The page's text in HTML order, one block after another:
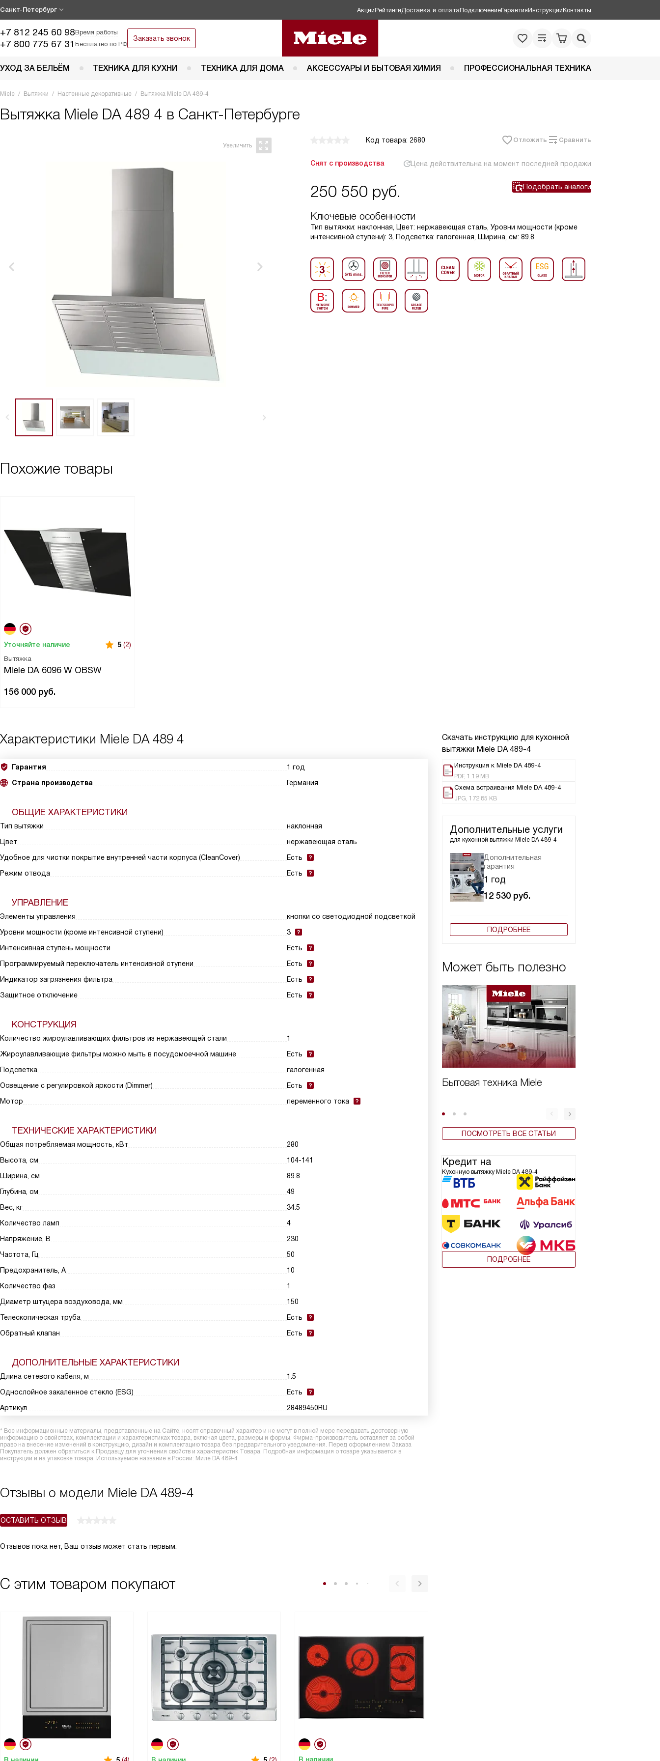
Санкт-Петербург АкцииРейтинги Доставка и оплатаПодключениеГарантияИнструкцииКонтакты
+7 812 245 60 98Время работы
+7 800 775 67 31 Бесплатно по РФ
Заказать звонок
УХОД ЗА БЕЛЬЁМ ТЕХНИКА ДЛЯ КУХНИ ТЕХНИКА ДЛЯ ДОМА АКСЕССУАРЫ И БЫТОВАЯ ХИМИЯ ПРОФЕССИОНАЛЬНАЯ ТЕХНИКА
Miele Вытяжки Настенные декоративные Вытяжка Miele DA 489-4
Вытяжка Miele DA 489 4 в Санкт-Петербурге
Код товара: 2680 Отложить Сравнить
Снят с производства Цена действительна на момент последней продажи
250 550 руб. Подобрать аналоги
Ключевые особенности
Тип вытяжки: наклонная, Цвет: нержавеющая сталь, Уровни мощности (кроме
интенсивной ступени): 3, Подсветка: галогенная, Ширина, см: 89.8
Похожие товары
Уточняйте наличие 5 (2)
Вытяжка
Miele DA 6096 W OBSW
156 000 руб.
Скачать инструкцию для кухонной
вытяжки Miele DA 489-4
Инструкция к Miele DA 489-4
PDF, 1.19 MB
Схема встраивания Miele DA 489-4
JPG, 172.85 KB
Дополнительные услуги
для кухонной вытяжки Miele DA 489-4
Дополнительная
гарантия
1 год
12 530 руб.
ПОДРОБНЕЕ
Может быть полезно
Бытовая техника Miele
ПОСМОТРЕТЬ ВСЕ СТАТЬИ
Кредит на
Кухонную вытяжку Miele DA 489-4
ПОДРОБНЕЕ
Характеристики Miele DA 489 4
Гарантия
1 год
Страна производства
Германия
ОБЩИЕ ХАРАКТЕРИСТИКИ
Тип вытяжки
наклонная
Цвет
нержавеющая сталь
Удобное для чистки покрытие внутренней части корпуса (CleanCover)
Есть
Режим отвода
Есть
УПРАВЛЕНИЕ
Элементы управления
кнопки со светодиодной подсветкой
Уровни мощности (кроме интенсивной ступени)
3
Интенсивная ступень мощности
Есть
Программируемый переключатель интенсивной ступени
Есть
Индикатор загрязнения фильтра
Есть
Защитное отключение
Есть
КОНСТРУКЦИЯ
Количество жироулавливающих фильтров из нержавеющей стали
1
Жироулавливающие фильтры можно мыть в посудомоечной машине
Есть
Подсветка
галогенная
Освещение с регулировкой яркости (Dimmer)
Есть
Мотор
переменного тока
ТЕХНИЧЕСКИЕ ХАРАКТЕРИСТИКИ
Общая потребляемая мощность, кВт
280
Высота, см
104-141
Ширина, см
89.8
Глубина, см
49
Вес, кг
34.5
Количество ламп
4
Напряжение, В
230
Частота, Гц
50
Предохранитель, А
10
Количество фаз
1
Диаметр штуцера воздуховода, мм
150
Телескопическая труба
Есть
Обратный клапан
Есть
ДОПОЛНИТЕЛЬНЫЕ ХАРАКТЕРИСТИКИ
Длина сетевого кабеля, м
1.5
Однослойное закаленное стекло (ESG)
Есть
Артикул
28489450RU
* Все информационные материалы, представленные на Сайте, носят справочный характер и не могут в полной мере передавать достоверную
информацию о свойствах, комплектации и характеристиках товара, включая цвета, размеры и формы. Фирма-производитель оставляет за собой
право на внесение изменений в конструкцию, дизайн и комплектацию товара без предварительного уведомления. Перед оформлением Заказа
Покупатель должен обратиться к Продавцу для уточнения свойств и характеристик Товара. Подробная информация о товаре указывается в
инструкции и на упаковке товара. Используемое название в России: Миле DA 489-4
Отзывы о модели Miele DA 489-4
ОСТАВИТЬ ОТЗЫВ
Отзывов пока нет, Ваш отзыв может стать первым.
С этим товаром покупают